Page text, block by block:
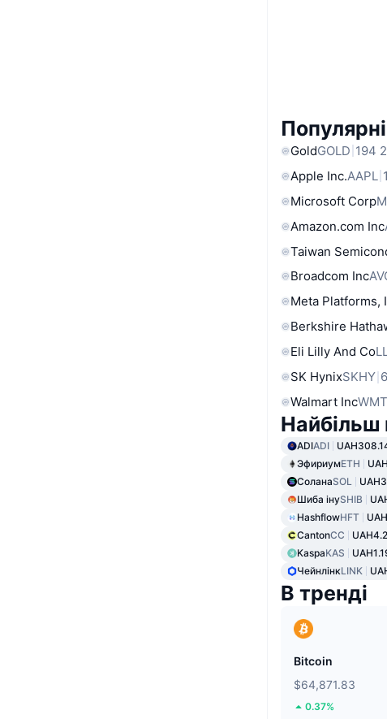
GoldGOLD 194
Apple Inc.AAPL
Microsoft Corp
Amazon.com Inc
Taiwan
Broadcom Inc
Meta Platforms,
Berkshire
Eli Lilly And Co
SK HynixSKHY
Walmart IncWMT
Найбільш
ADIADI
ЭфириумETH
СоланаSOL
Шиба інуSHIB
HashflowHFT
CantonCC
KaspaKAS
ЧейнлінкLINK
В тренді
Bitcoin
$64,871.83
0.37%